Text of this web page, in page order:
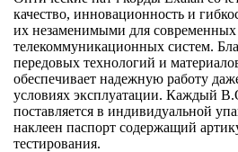
качество, инновационность и
их незаменимыми для современных
телекоммуникационных систем.
передовых технологий и
обеспечивает надежную работу
условиях эксплуатации. Каждый
поставляется в индивидуальной
наклеен паспорт содержащий
тестирования.